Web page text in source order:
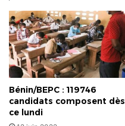
Bénin/BEPC : 119746
candidats composent dès
ce lundi